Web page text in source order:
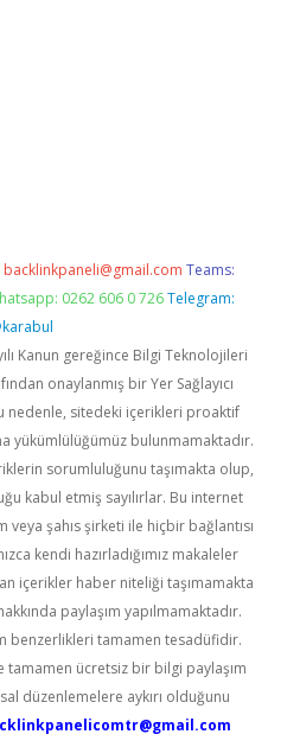
backlinkpaneli@gmail.com Teams:
0262 606 0 726 Telegram:
Kanun gereğince Bilgi Teknolojileri
onaylanmış bir Yer Sağlayıcı
nedenle, sitedeki içerikleri proaktif
yükümlülüğümüz bulunmamaktadır.
sorumluluğunu taşımakta olup,
kabul etmiş sayılırlar. Bu internet
şahıs şirketi ile hiçbir bağlantısı
kendi hazırladığımız makaleler
içerikler haber niteliği taşımamakta
paylaşım yapılmamaktadır.
benzerlikleri tamamen tesadüfidir.
tamamen ücretsiz bir bilgi paylaşım
düzenlemelere aykırı olduğunu